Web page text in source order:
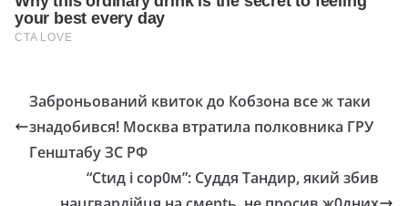
Заброньований квиток до Кобзона все ж таки
знадобився! Москва втратила полковника ГРУ
Генштабу ЗС РФ
“Сtид і сор0м”: Суддя Тандир, який збив